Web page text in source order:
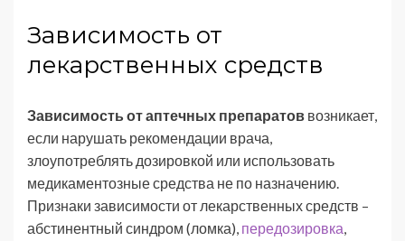
Зависимость от
лекарственных средств
Зависимость от аптечных препаратов возникает,
если нарушать рекомендации врача,
злоупотреблять дозировкой или использовать
медикаментозные средства не по назначению.
Признаки зависимости от лекарственных средств –
абстинентный синдром (ломка), передозировка,